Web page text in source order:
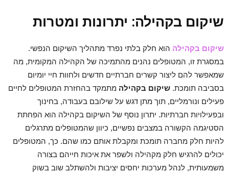
שיקום בקהילה: יתרונות ומטרות
שיקום בקהילה הוא חלק בלתי נפרד מתהליך השיקום הנפשי.
במסגרת זו, המטופלים נהנים מהתמיכה של הקהילה המקומית, מה
שמאפשר להם ליצור קשרים חברתיים חדשים ולחוות חיי יומיום
בסביבה תומכת. שיקום בקהילה מתמקד בהחזרת המטופלים לחיים
פעילים ונורמליים, תוך מתן דגש על שילובם בעבודה, בחינוך
ובפעילויות חברתיות. יתרון נוסף של השיקום בקהילה הוא הפחתת
הסטיגמה הקשורה במצבים נפשיים, כיוון שהמטופלים מתרגלים
להיות חלק מחברה תומכת ומקבלת אותם כמו שהם. כך, המטופלים
יכולים להרגיש חלק מקהילה ולשפר את איכות חייהם בצורה
משמעותית, לנהל מערכות יחסים יציבות ולהשתלב שוב בשוק